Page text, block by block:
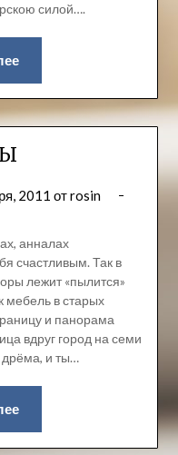
силой….
2011 отrosin
анналах
счастливым. Так в
лежит «пылится»
мебель в старых
и панорама
вдруг город на семи
дрёма, и ты…